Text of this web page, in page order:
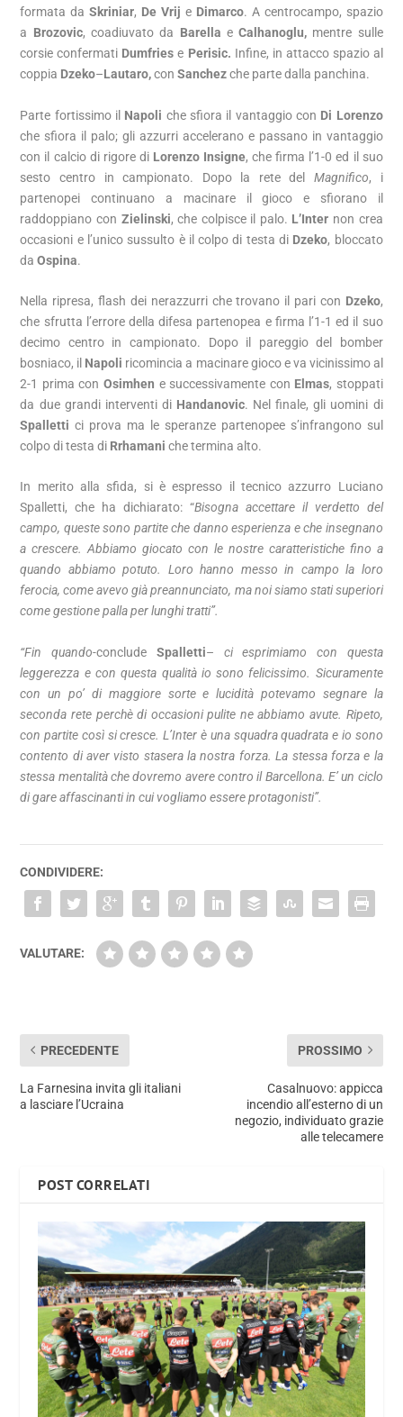
formata daSkriniar, De Vrij e Dimarco. A centrocampo, spazio
a Brozovic, coadiuvato da Barella eCalhanoglu, mentre sulle
corsie confermati Dumfries e Perisic. Infine, in attacco spazio al
coppia Dzeko–Lautaro,conSanchezche parte dalla panchina.
Parte fortissimo il Napoli che sfiora il vantaggio con Di Lorenzo
che sfiora il palo; gli azzurri accelerano e passano in vantaggio
con il calcio di rigore di Lorenzo Insigne, che firma l’1-0 ed il suo
sesto centro in campionato. Dopo la rete delMagnifico, i
partenopei continuano a macinare il gioco e sfiorano il
raddoppiano con Zielinski, che colpisce il palo. L’Inter non crea
occasioni e l’unico sussulto è il colpo di testa di Dzeko, bloccato
daOspina.
Nella ripresa, flash dei nerazzurri che trovano il pari con Dzeko,
che sfrutta l’errore della difesa partenopea e firma l’1-1 ed il suo
decimo centro in campionato. Dopo il pareggio del bomber
bosniaco, il Napoli ricomincia a macinare gioco e va vicinissimo al
2-1 prima con Osimhen e successivamente con Elmas, stoppati
da due grandi interventi di Handanovic. Nel finale, gli uomini di
Spalletti ci prova ma le speranze partenopee s’infrangono sul
colpo di testa di Rrhamani che termina alto.
In merito alla sfida, si è espresso il tecnico azzurro Luciano
Spalletti, che ha dichiarato: “Bisogna accettare il verdetto del
campo, queste sono partite che danno esperienza e che insegnano
a crescere. Abbiamo giocato con le nostre caratteristiche fino a
quando abbiamo potuto. Loro hanno messo in campo la loro
ferocia, come avevo già preannunciato, ma noi siamo stati superiori
come gestione palla per lunghi tratti”.
“Fin quando-conclude Spalletti– ci esprimiamo con questa
leggerezza e con questa qualità io sono felicissimo. Sicuramente
con un po’ di maggiore sorte e lucidità potevamo segnare la
seconda rete perchè di occasioni pulite ne abbiamo avute. Ripeto,
con partite così si cresce. L’Inter è una squadra quadrata e io sono
contento di aver visto stasera la nostra forza. La stessa forza e la
stessa mentalità che dovremo avere contro il Barcellona. E’ un ciclo
di gare affascinanti in cui vogliamo essere protagonisti”.
CONDIVIDERE:
VALUTARE:
PRECEDENTE
La Farnesina invita gli italiani
a lasciare l’Ucraina
PROSSIMO
Casalnuovo: appicca
incendio all’esterno di un
negozio, individuato grazie
alle telecamere
POST CORRELATI